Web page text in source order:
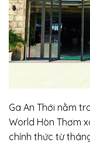
Ga An Thới nằm
World Hòn Thơm
chính thức từ